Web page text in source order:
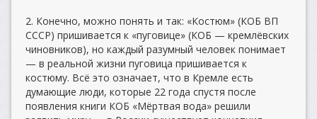
2. Конечно, можно понять и так: «Костюм» (КОБ ВП
СССР) пришивается к «пуговице» (КОБ — кремлёвских
чиновников), но каждый разумный человек понимает
— в реальной жизни пуговица пришивается к
костюму. Всё это означает, что в Кремле есть
думающие люди, которые 22 года спустя после
появления книги КОБ «Мёртвая вода» решили